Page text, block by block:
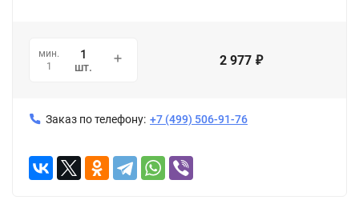
мин.
1
шт. 2 977 ₽
Заказ по телефону: +7 (499) 506-91-76